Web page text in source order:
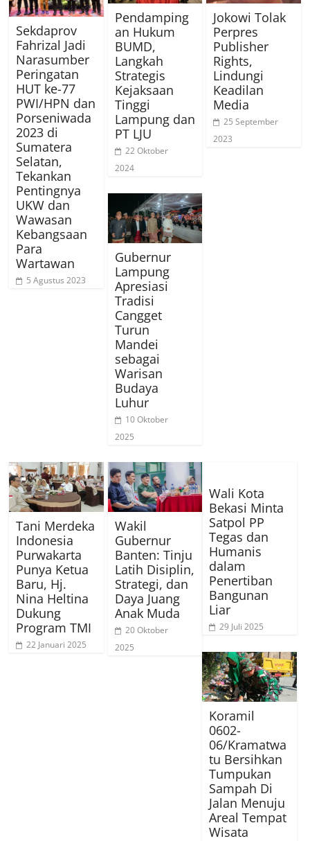
Sekdaprov
Fahrizal Jadi
Narasumber
Peringatan
HUT ke-77
PWI/HPN dan
Porseniwada
2023 di
Sumatera
Selatan,
Tekankan
Pentingnya
UKW dan
Wawasan
Kebangsaan
Para
Wartawan
5 Agustus 2023
Pendamping
an Hukum
BUMD,
Langkah
Strategis
Kejaksaan
Tinggi
Lampung dan
PT LJU
22 Oktober
2024
Jokowi Tolak
Perpres
Publisher
Rights,
Lindungi
Keadilan
Media
25 September
2023
Gubernur
Lampung
Apresiasi
Tradisi
Cangget
Turun
Mandei
sebagai
Warisan
Budaya
Luhur
10 Oktober
2025
Tani Merdeka
Indonesia
Purwakarta
Punya Ketua
Baru, Hj.
Nina Heltina
Dukung
Program TMI
22 Januari 2025
Wakil
Gubernur
Banten: Tinju
Latih Disiplin,
Strategi, dan
Daya Juang
Anak Muda
20 Oktober
2025
Wali Kota
Bekasi Minta
Satpol PP
Tegas dan
Humanis
dalam
Penertiban
Bangunan
Liar
29 Juli 2025
Koramil
0602-
06/Kramatwa
tu Bersihkan
Tumpukan
Sampah Di
Jalan Menuju
Areal Tempat
Wisata